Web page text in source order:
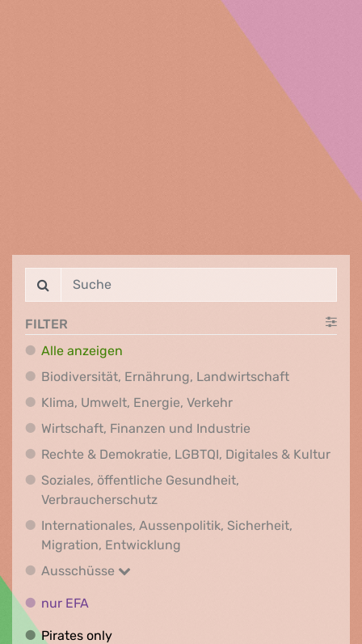
FILTER
Alle anzeigen
Biodiversität, Ernährung, Landwirtschaft
Klima, Umwelt, Energie, VerkehrKlima, Umwelt,
Wirtschaft, Finanzen und Industrie
Rechte & Demokratie, LGBTQI, Digitales & Kultur
Soziales, öffentliche Gesundheit,
VerbraucherschutzSoziales, öffentliche Gesundheit,
Internationales, Aussenpolitik, Sicherheit,
Migration, Entwicklung
Ausschüsse
Ausschüsse
nur EFA
Pirates onlyPirates only